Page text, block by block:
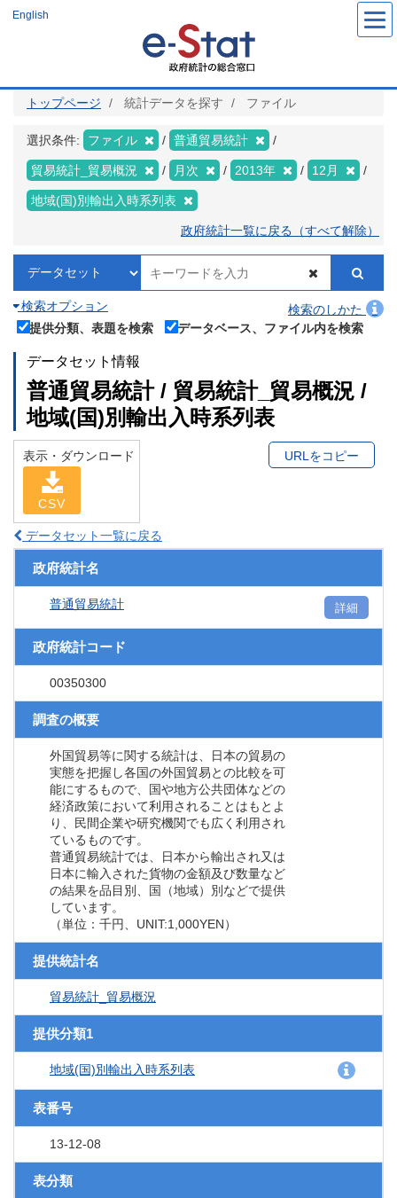
ツ
English
トップページ 統計データを探す ファイル
選択条件: ファイル 普通貿易統計
貿易統計_貿易概況 月次 2013年 12月
地域(国)別輸出入時系列表
政府統計一覧に戻る（すべて解除）
検索オプション
検索のしかた
提供分類、表題を検索
データベース、ファイル内を検索
データセット情報
普通貿易統計 / 貿易統計_貿易概況 /
地域(国)別輸出入時系列表
表示・ダウンロード
CSV
URLをコピー
データセット一覧に戻る
政府統計名
普通貿易統計 詳細
政府統計コード
00350300
調査の概要
外国貿易等に関する統計は、日本の貿易の
実態を把握し各国の外国貿易との比較を可
能にするもので、国や地方公共団体などの
経済政策において利用されることはもとよ
り、民間企業や研究機関でも広く利用され
ているものです。
普通貿易統計では、日本から輸出され又は
日本に輸入された貨物の金額及び数量など
の結果を品目別、国（地域）別などで提供
しています。
（単位：千円、UNIT:1,000YEN）
提供統計名
貿易統計_貿易概況
提供分類1
地域(国)別輸出入時系列表
表番号
13-12-08
表分類